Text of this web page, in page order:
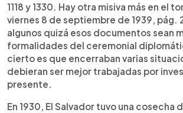
1118 y 1330. Hay otra misiva más en el
viernes 8 de septiembre de 1939, pág.
algunos quizá esos documentos sean
formalidades del ceremonial
cierto es que encerraban varias
debieran ser mejor trabajadas por
presente.
En 1930, El Salvador tuvo una cosecha